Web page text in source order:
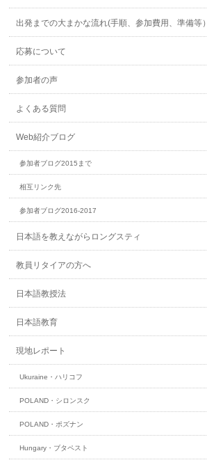
出発までの大まかな流れ(手順、参加費用、準備等）
応募について
参加者の声
よくある質問
Web紹介ブログ
参加者ブログ2015まで
相互リンク先
参加者ブログ2016-2017
日本語を教えながらロングスティ
教員リタイアの方へ
日本語教授法
日本語教育
現地レポート
Ukuraine・ハリコフ
POLAND・シロンスク
POLAND・ポズナン
Hungary・ブタペスト